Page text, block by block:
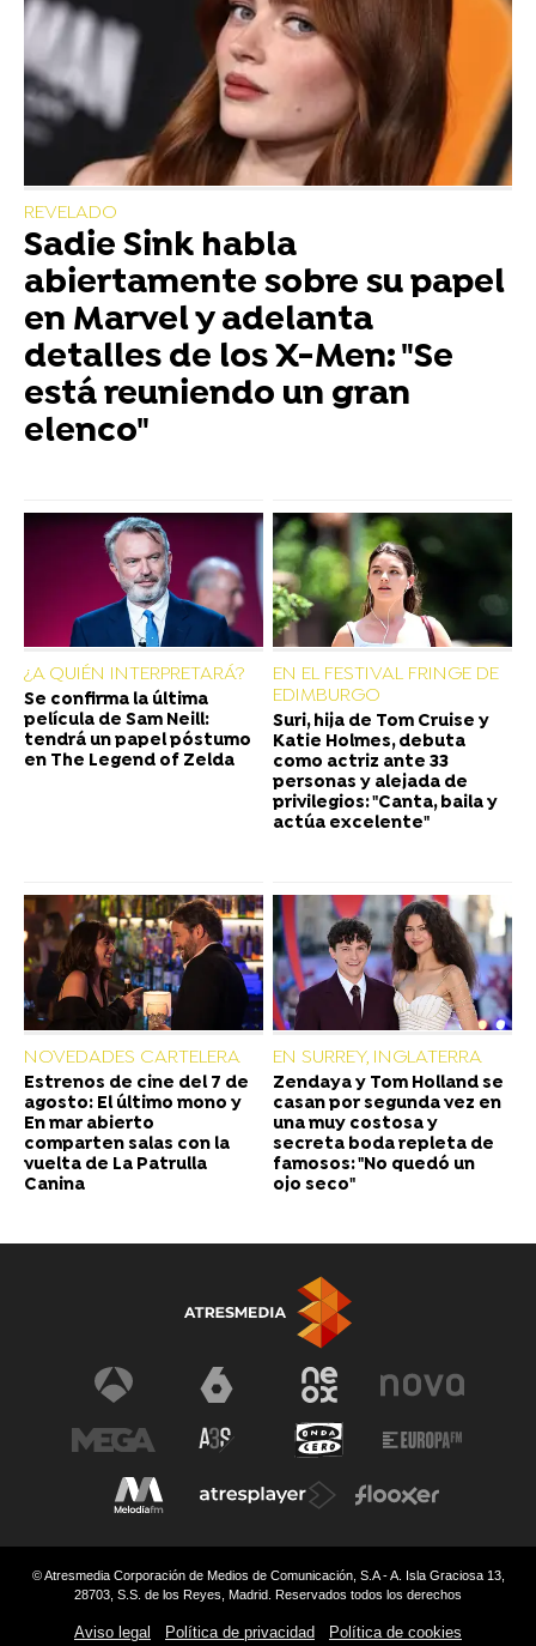
REVELADO
Sadie Sink habla
abiertamente sobre su papel
en Marvel y adelanta
detalles de los X-Men: "Se
está reuniendo un gran
elenco"
¿A QUIÉN INTERPRETARÁ?
Se confirma la última
película de Sam Neill:
tendrá un papel póstumo
en The Legend of Zelda
EN EL FESTIVAL FRINGE DE
EDIMBURGO
Suri, hija de Tom Cruise y
Katie Holmes, debuta
como actriz ante 33
personas y alejada de
privilegios: "Canta, baila y
actúa excelente"
NOVEDADES CARTELERA
Estrenos de cine del 7 de
agosto: El último mono y
En mar abierto
comparten salas con la
vuelta de La Patrulla
Canina
EN SURREY, INGLATERRA
Zendaya y Tom Holland se
casan por segunda vez en
una muy costosa y
secreta boda repleta de
famosos: "No quedó un
ojo seco"
© Atresmedia Corporación de Medios de Comunicación, S.A - A. Isla Graciosa 13,
28703, S.S. de los Reyes, Madrid. Reservados todos los derechos
Aviso legal Política de privacidad Política de cookies